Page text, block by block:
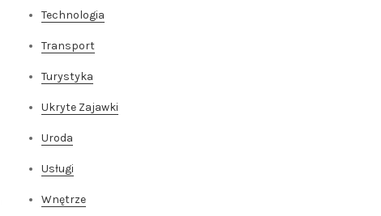
Technologia
Transport
Turystyka
Ukryte Zajawki
Uroda
Usługi
Wnętrze